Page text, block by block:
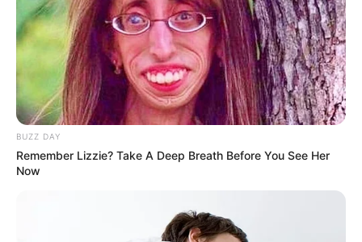
ขอเชิญร่วมทำบุญ เทพื้นปูนซีเมนต์ลานจอดรถ วัดพุทธพรหมยาน
BUZZ DAY
Remember Lizzie? Take A Deep Breath Before You See Her
Now